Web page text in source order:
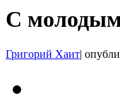
С
Григорий Хаит|